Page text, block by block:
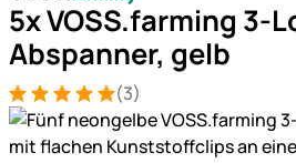
5x VOSS.farming 3-
Abspanner, gelb
Bewertung: 5 von 5 (3
3 Bewertungen
(3)
Produktgalerie